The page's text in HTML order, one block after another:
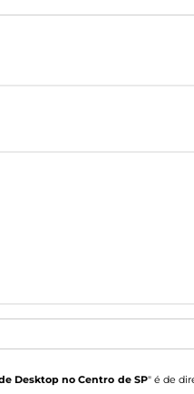
Desktop no Centro de SP" é de